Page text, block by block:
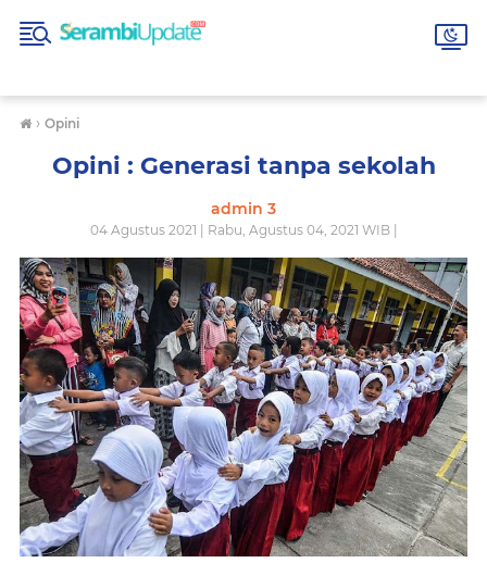
› Opini
Opini : Generasi tanpa sekolah
admin 3
04 Agustus 2021 | Rabu, Agustus 04, 2021 WIB |